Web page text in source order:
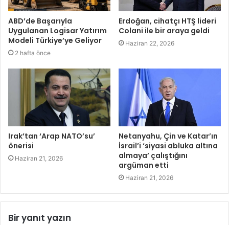
ABD’de Başarıyla
Uygulanan Logisar Yatırım
Modeli Türkiye’ye Geliyor
2 hafta önce
Erdoğan, cihatçı HTŞ lideri
Colani ile bir araya geldi
Haziran 22, 2026
Irak’tan ‘Arap NATO’su’
önerisi
Haziran 21, 2026
Netanyahu, Çin ve Katar’ın
İsrail’i ‘siyasi abluka altına
almaya’ çalıştığını
argüman etti
Haziran 21, 2026
Bir yanıt yazın